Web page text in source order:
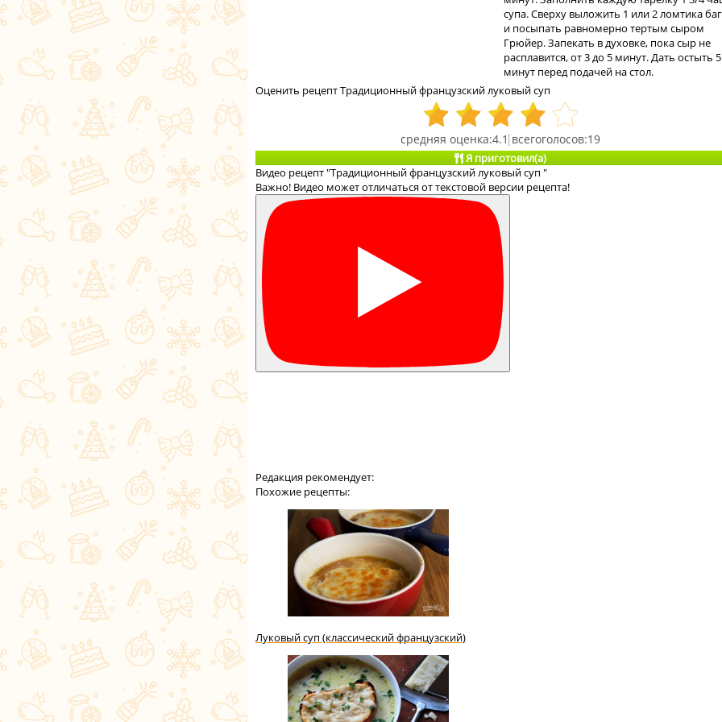
супа. Сверху выложить 1 или 2 ломтика
и посыпать равномерно тертым сыром
Грюйер. Запекать в духовке, пока сыр не
расплавится, от 3 до 5 минут. Дать остыть 5
минут перед подачей на стол.
Оценить рецепт Традиционный французский луковый суп
4.1 19
Я приготовил(а)
Видео рецепт "Традиционный французский луковый суп "
Важно! Видео может отличаться от текстовой версии рецепта!
Редакция рекомендует:
Похожие рецепты:
Луковый суп (классический французский)